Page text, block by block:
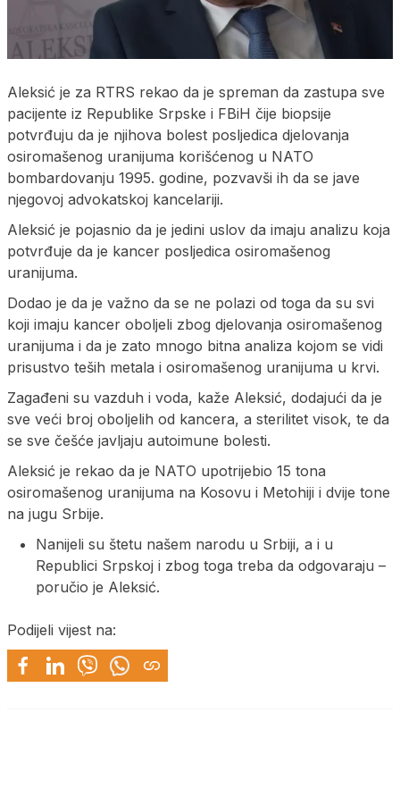
Aleksić je za RTRS rekao da je spreman da zastupa sve
pacijente iz Republike Srpske i FBiH čije biopsije
potvrđuju da je njihova bolest posljedica djelovanja
osiromašenog uranijuma korišćenog u NATO
bombardovanju 1995. godine, pozvavši ih da se jave
njegovoj advokatskoj kancelariji.
Aleksić je pojasnio da je jedini uslov da imaju analizu koja
potvrđuje da je kancer posljedica osiromašenog
uranijuma.
Dodao je da je važno da se ne polazi od toga da su svi
koji imaju kancer oboljeli zbog djelovanja osiromašenog
uranijuma i da je zato mnogo bitna analiza kojom se vidi
prisustvo teših metala i osiromašenog uranijuma u krvi.
Zagađeni su vazduh i voda, kaže Aleksić, dodajući da je
sve veći broj oboljelih od kancera, a sterilitet visok, te da
se sve češće javljaju autoimune bolesti.
Aleksić je rekao da je NATO upotrijebio 15 tona
osiromašenog uranijuma na Kosovu i Metohiji i dvije tone
na jugu Srbije.
Nanijeli su štetu našem narodu u Srbiji, a i u
Republici Srpskoj i zbog toga treba da odgovaraju –
poručio je Aleksić.
Podijeli vijest na: